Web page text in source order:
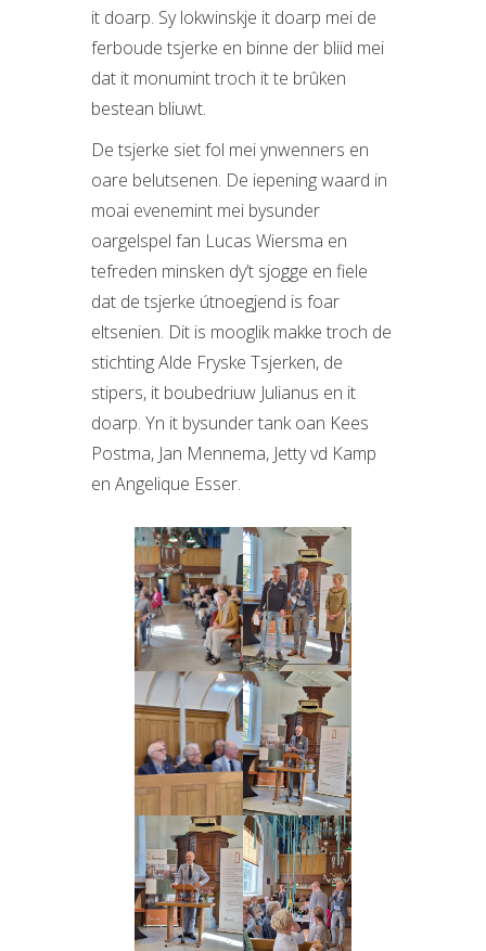
it doarp. Sy lokwinskje it doarp mei de
ferboude tsjerke en binne der bliid mei
dat it monumint troch it te brûken
bestean bliuwt.
De tsjerke siet fol mei ynwenners en
oare belutsenen. De iepening waard in
moai evenemint mei bysunder
oargelspel fan Lucas Wiersma en
tefreden minsken dy’t sjogge en fiele
dat de tsjerke útnoegjend is foar
eltsenien. Dit is mooglik makke troch de
stichting Alde Fryske Tsjerken, de
stipers, it boubedriuw Julianus en it
doarp. Yn it bysunder tank oan Kees
Postma, Jan Mennema, Jetty vd Kamp
en Angelique Esser.